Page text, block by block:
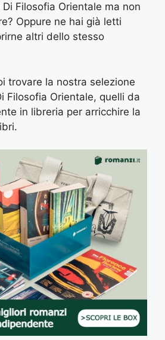
Filosofia Orientale ma non
Oppure ne hai già letti
altri dello stesso
trovare la nostra selezione
Filosofia Orientale, quelli da
in libreria per arricchire la